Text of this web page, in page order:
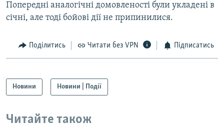
Попередні аналогічні домовленості були укладені в
січні, але тоді бойові дії не припинилися.
Поділитись Читати без VPN Підписатись
Новини Новини | Події
Читайте також